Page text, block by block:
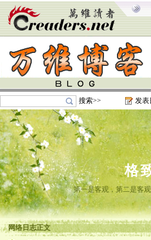
搜索>> 发表
格
第一是客观，第二是客
网络日志正文